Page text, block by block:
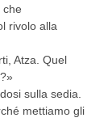
che
rivolo alla
Atza. Quel
sulla sedia.
mettiamo gli